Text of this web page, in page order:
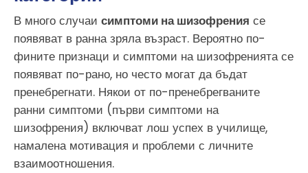
В много случаи симптоми на шизофрения се
появяват в ранна зряла възраст. Вероятно по-
фините признаци и симптоми на шизофренията се
появяват по-рано, но често могат да бъдат
пренебрегнати. Някои от по-пренебрегваните
ранни симптоми (първи симптоми на
шизофрения) включват лош успех в училище,
намалена мотивация и проблеми с личните
взаимоотношения.